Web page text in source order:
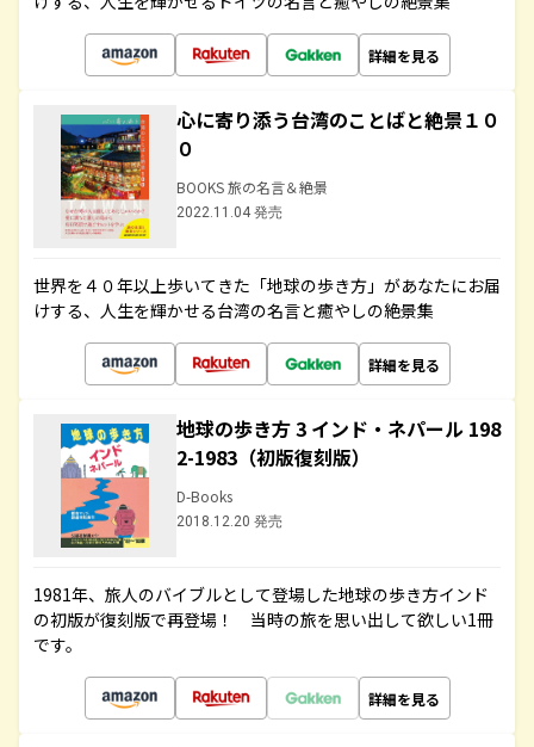
詳細を見る
心に寄り添う台湾のことばと絶景１０
０
BOOKS 旅の名言＆絶景
2022.11.04 発売
世界を４０年以上歩いてきた「地球の歩き方」があなたにお届
けする、人生を輝かせる台湾の名言と癒やしの絶景集
詳細を見る
地球の歩き方 3 インド・ネパール 198
2-1983（初版復刻版）
D-Books
2018.12.20 発売
1981年、旅人のバイブルとして登場した地球の歩き方インド
の初版が復刻版で再登場！ 当時の旅を思い出して欲しい1冊
です。
詳細を見る